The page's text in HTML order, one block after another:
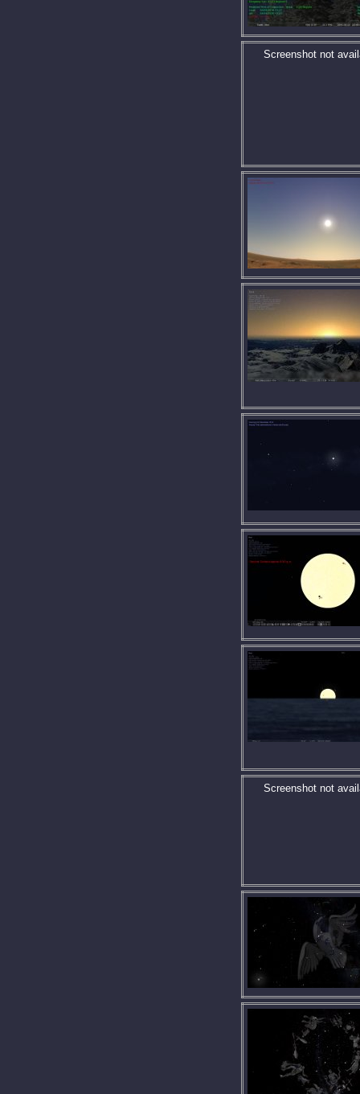
Screenshot not
Screenshot not